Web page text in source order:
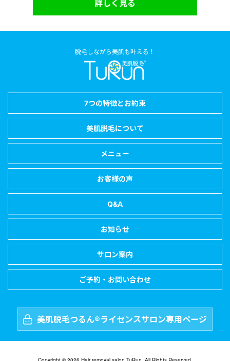
詳しく見る
脱毛しながら美肌も叶える！
7つの特徴とお約束
美肌脱毛について
メニュー
お客様の声
Q&A
お知らせ
サロン案内
ご予約・お問い合わせ
美肌脱毛つるん®ライセンスサロン専用ページ